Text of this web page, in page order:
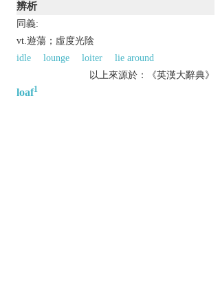
辨析
同義:
vt.遊蕩；虛度光陰
idle
lounge loiter
lie around
以上來源於：《英漢大辭典》
loaf1